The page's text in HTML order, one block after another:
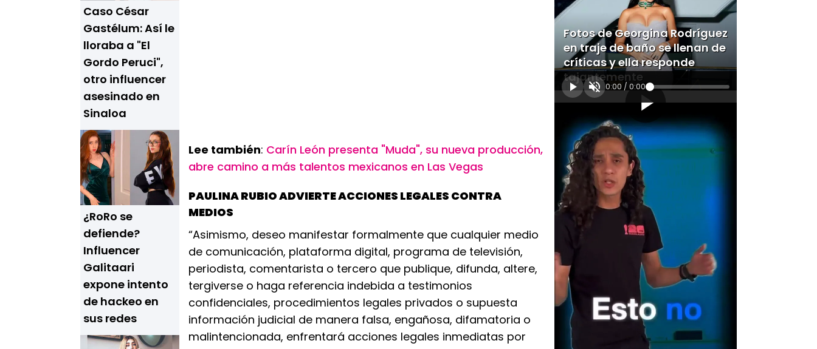
Caso César
Gastélum: Así le
lloraba a "El
Gordo Peruci",
otro influencer
asesinado en
Sinaloa
¿RoRo se
defiende?
Influencer
Galitaari
expone intento
de hackeo en
sus redes
Lee también: Carín León presenta "Muda", su nueva producción,
abre camino a más talentos mexicanos en Las Vegas
PAULINA RUBIO ADVIERTE ACCIONES LEGALES CONTRA
MEDIOS
“Asimismo, deseo manifestar formalmente que cualquier medio
de comunicación, plataforma digital, programa de televisión,
periodista, comentarista o tercero que publique, difunda, altere,
tergiverse o haga referencia indebida a testimonios
confidenciales, procedimientos legales privados o supuesta
información judicial de manera falsa, engañosa, difamatoria o
malintencionada, enfrentará acciones legales inmediatas por
Fotos de Georgina Rodríguez
en traje de baño se llenan de
críticas y ella responde
tajantemente
0:00 / 0:00
[Publicidad]